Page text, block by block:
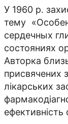
У 1960 р.
тему
сердечных
состояниях
Авторка
присвячених
лікарських
ефективність